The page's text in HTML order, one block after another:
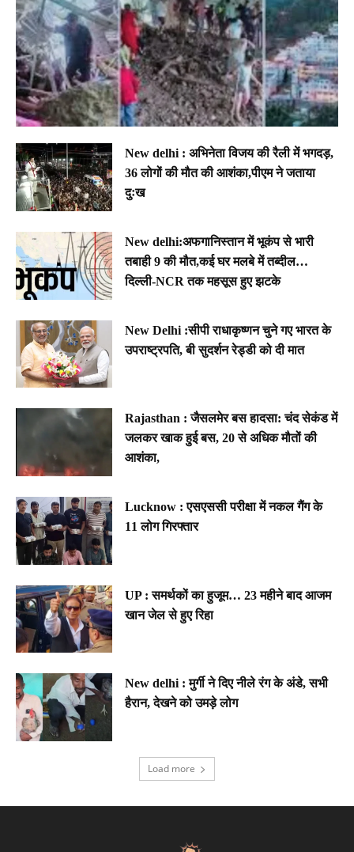
New delhi : अभिनेता विजय की रैली में भगदड़,
36 लोगों की मौत की आशंका,पीएम ने जताया
दुःख
New delhi:अफगानिस्तान में भूकंप से भारी
तबाही 9 की मौत,कई घर मलबे में तब्दील…
दिल्ली-NCR तक महसूस हुए झटके
New Delhi :सीपी राधाकृष्णन चुने गए भारत के
उपराष्ट्रपति, बी सुदर्शन रेड्डी को दी मात
Rajasthan : जैसलमेर बस हादसा: चंद सेकंड में
जलकर खाक हुई बस, 20 से अधिक मौतों की
आशंका,
Lucknow : एसएससी परीक्षा में नकल गैंग के
11 लोग गिरफ्तार
UP : समर्थकों का हुजूम… 23 महीने बाद आजम
खान जेल से हुए रिहा
New delhi : मुर्गी ने दिए नीले रंग के अंडे, सभी
हैरान, देखने को उमड़े लोग
Load more